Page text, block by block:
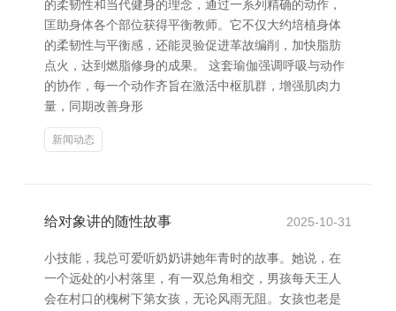
的柔韧性和当代健身的理念，通过一系列精确的动作，
匡助身体各个部位获得平衡教师。它不仅大约培植身体
的柔韧性与平衡感，还能灵验促进革故编削，加快脂肪
点火，达到燃脂修身的成果。 这套瑜伽强调呼吸与动作
的协作，每一个动作齐旨在激活中枢肌群，增强肌肉力
量，同期改善身形
新闻动态
给对象讲的随性故事 2025-10-31
小技能，我总可爱听奶奶讲她年青时的故事。她说，在
一个远处的小村落里，有一双总角相交，男孩每天王人
会在村口的槐树下第女孩，无论风雨无阻。女孩也老是